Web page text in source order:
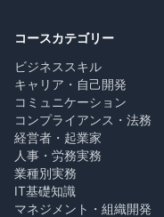
コースカテゴリー
ビジネススキル
キャリア・自己開発
コミュニケーション
コンプライアンス・法務
経営者・起業家
人事・労務実務
業種別実務
IT基礎知識
マネジメント・組織開発